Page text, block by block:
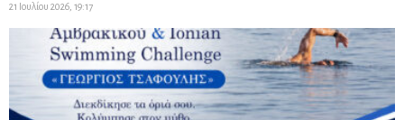
21 Ιουλίου 2026, 19:17